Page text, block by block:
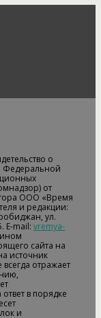
о
Федеральной
от
ООО «Время
и редакции:
ул.
E-mail: vremya-
ином
сайта на
источник
отражает
в порядке
и